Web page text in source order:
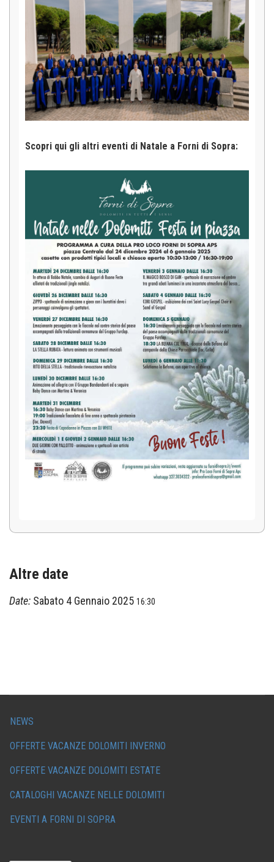
Scopri qui gli altri eventi di Natale a Forni di Sopra:
Altre date
Date: Sabato 4 Gennaio 2025 16:30
NEWS
OFFERTE VACANZE DOLOMITI INVERNO
OFFERTE VACANZE DOLOMITI ESTATE
CATALOGHI VACANZE NELLE DOLOMITI
EVENTI A FORNI DI SOPRA